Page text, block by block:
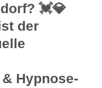
💓️💎
der
Hypnose-